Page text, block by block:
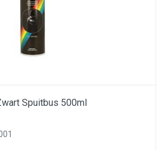
Spuitbus 500ml